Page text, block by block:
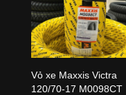
Vỏ xe Maxxis Victra
120/70-17 M0098CT